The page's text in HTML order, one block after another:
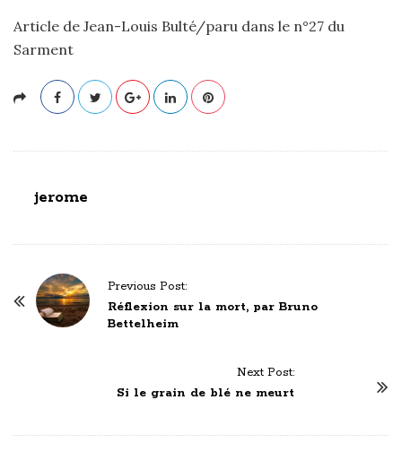
Article de Jean-Louis Bulté/paru dans le n°27 du
Sarment
jerome
Previous Post:
Réflexion sur la mort, par Bruno
Bettelheim
Next Post:
Si le grain de blé ne meurt